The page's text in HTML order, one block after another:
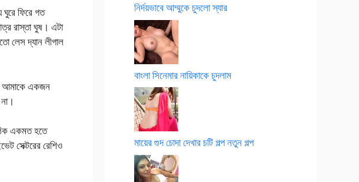
ঘুরে ফিরে গত
রাস্তা ঘুষ। এটা
লেস দ্যান লীগাল
আমাকে একজন
একমত হতে
সেক্টরের রেশিও
নির্দয়ভাবে আম্মুকে চুদলো স্যার
বাংলা সিনেমার নায়িকাকে চুদলাম
মায়ের গুদ চোদা দেখার চটি গল্প নতুন গল্প